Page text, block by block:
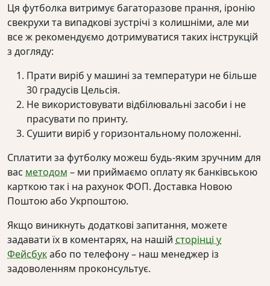
Ця футболка витримує багаторазове прання, іронію
свекрухи та випадкові зустрічі з колишніми, але ми
все ж рекомендуємо дотримуватися таких інструкцій
з догляду:
Прати виріб у машині за температури не більше
30 градусів Цельсія.
Не використовувати відбілювальні засоби і не
прасувати по принту.
Сушити виріб у горизонтальному положенні.
Сплатити за футболку можеш будь-яким зручним для
вас методом – ми приймаємо оплату як банківською
карткою так і на рахунок ФОП. Доставка Новою
Поштою або Укрпоштою.
Якщо виникнуть додаткові запитання, можете
задавати їх в коментарях, на нашій сторінці у
Фейсбукабо по телефону – наш менеджер із
задоволенням проконсультує.